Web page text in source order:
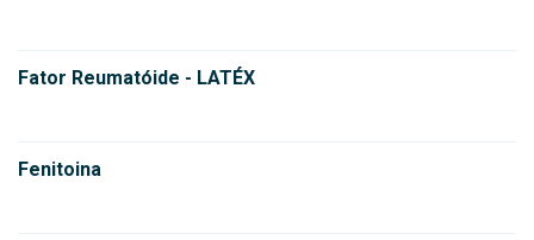
Fator Reumatóide - LATÉX
Fenitoina